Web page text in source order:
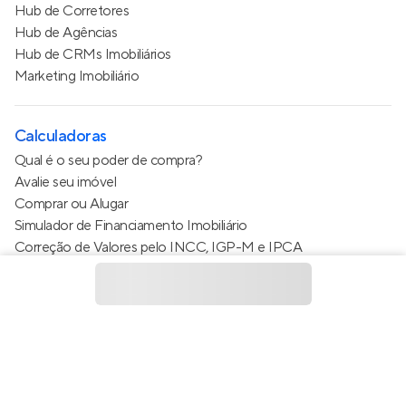
Hub de Corretores
Hub de Agências
Hub de CRMs Imobiliários
Marketing Imobiliário
Calculadoras
Qual é o seu poder de compra?
Avalie seu imóvel
Comprar ou Alugar
Simulador de Financiamento Imobiliário
Correção de Valores pelo INCC, IGP-M e IPCA
Estimativa de valor do condomínio